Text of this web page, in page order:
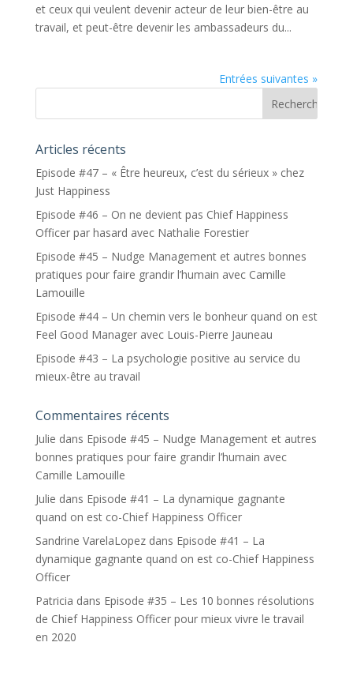
et ceux qui veulent devenir acteur de leur bien-être au
travail, et peut-être devenir les ambassadeurs du...
Entrées suivantes »
Articles récents
Episode #47 – « Être heureux, c’est du sérieux » chez
Just Happiness
Episode #46 – On ne devient pas Chief Happiness
Officer par hasard avec Nathalie Forestier
Episode #45 – Nudge Management et autres bonnes
pratiques pour faire grandir l’humain avec Camille
Lamouille
Episode #44 – Un chemin vers le bonheur quand on est
Feel Good Manager avec Louis-Pierre Jauneau
Episode #43 – La psychologie positive au service du
mieux-être au travail
Commentaires récents
Julie dans Episode #45 – Nudge Management et autres
bonnes pratiques pour faire grandir l’humain avec
Camille Lamouille
Julie dans Episode #41 – La dynamique gagnante
quand on est co-Chief Happiness Officer
Sandrine VarelaLopezdans Episode #41 – La
dynamique gagnante quand on est co-Chief Happiness
Officer
Patricia dans Episode #35 – Les 10 bonnes résolutions
de Chief Happiness Officer pour mieux vivre le travail
en 2020